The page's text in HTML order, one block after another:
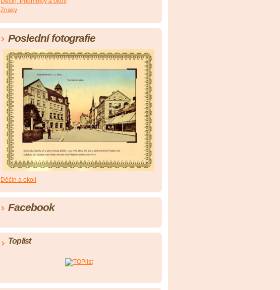
Znaky
Poslední fotografie
Děčín a okolí
Facebook
Toplist